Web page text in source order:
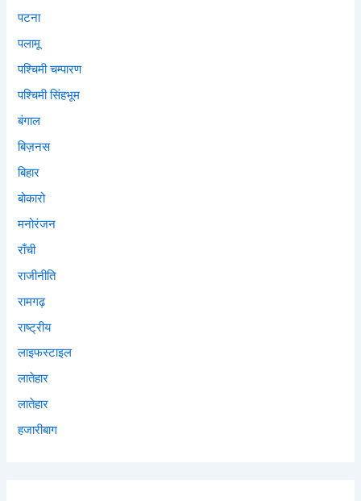
पटना
पलामू
पश्चिमी चम्पारण
पश्चिमी सिंहभूम
बंगाल
बिज़नस
बिहार
बोकारो
मनोरंजन
राँची
राजीनीति
रामगढ़
राष्ट्रीय
लाइफस्टाइल
लातेहार
लातेहार
हजारीबाग